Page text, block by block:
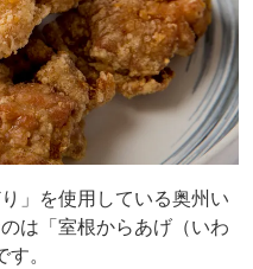
」を使用している奥州い
は「室根からあげ（いわ
。